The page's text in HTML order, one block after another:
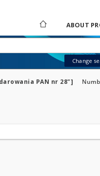
ABOUT
Change
PAN nr 28"]